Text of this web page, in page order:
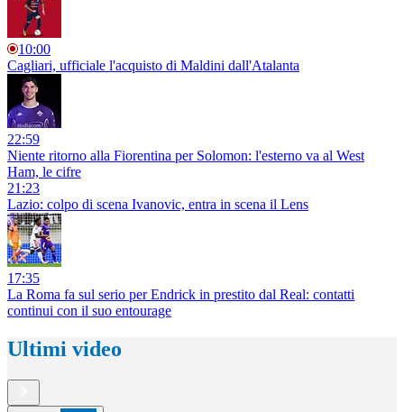
10:00
Cagliari, ufficiale l'acquisto di Maldini dall'Atalanta
22:59
Niente ritorno alla Fiorentina per Solomon: l'esterno va al West
Ham, le cifre
21:23
Lazio: colpo di scena Ivanovic, entra in scena il Lens
17:35
La Roma fa sul serio per Endrick in prestito dal Real: contatti
continui con il suo entourage
Ultimi video